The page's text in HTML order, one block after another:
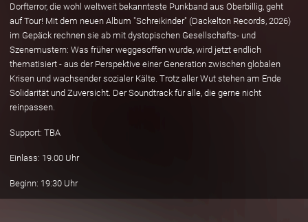
Dorfterror, die wohl weltweit bekannteste Punkband aus Oberbillig, geht
auf Tour! Mit dem neuen Album "Schreikinder" (Dackelton Records, 2026)
im Gepäck rechnen sie ab mit dystopischen Gesellschafts- und
Szenemustern: Was früher weggesoffen wurde, wird jetzt endlich
thematisiert - aus der Perspektive einer Generation zwischen globalen
Krisen und wachsender sozialer Kälte. Trotz aller Wut stehen am Ende
Solidarität und Zuversicht. Der Soundtrack für alle, die gerne nicht
reinpassen.
Support: TBA
Einlass: 19.00 Uhr
Beginn: 19:30 Uhr